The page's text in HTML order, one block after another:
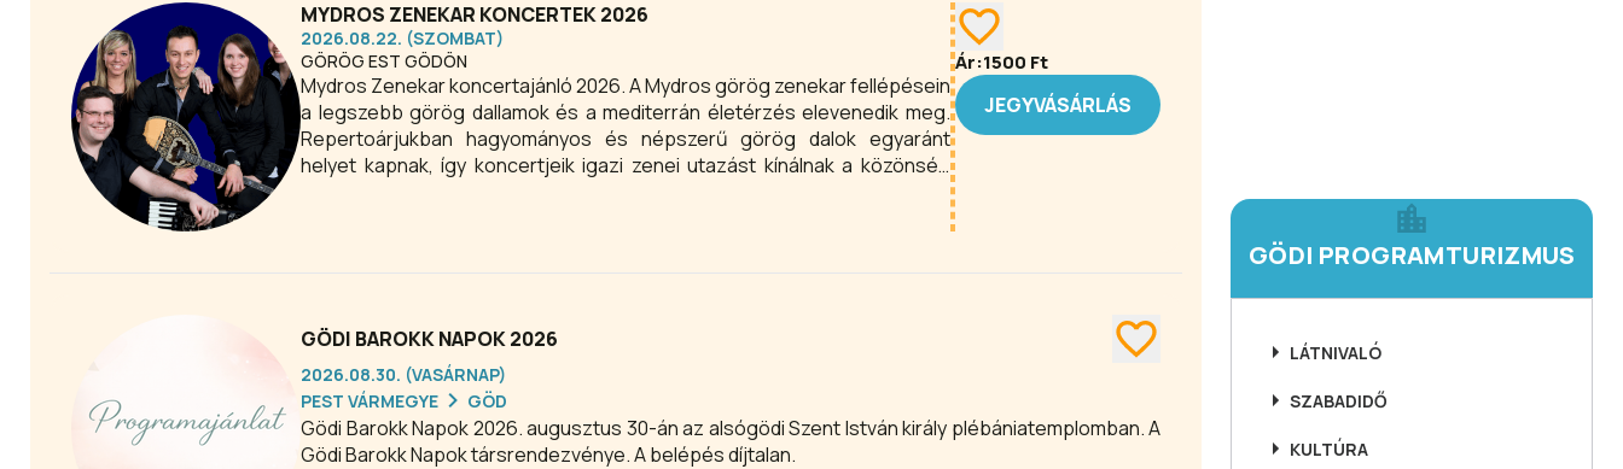
MYDROS ZENEKAR KONCERTEK 2026
2026.08.22. (SZOMBAT)
GÖRÖG EST GÖDÖN
Mydros Zenekar koncertajánló 2026. A Mydros görög zenekar fellépésein
a legszebb görög dallamok és a mediterrán életérzés elevenedik meg.
Repertoárjukban hagyományos és népszerű görög dalok egyaránt
helyet kapnak, így koncertjeik igazi zenei utazást kínálnak a közönség
hangulat garantáltan magával ragadja a hallgatóságot.
Ár:1500 Ft
JEGYVÁSÁRLÁS
GÖDI BAROKK NAPOK 2026
2026.08.30. (VASÁRNAP)
PEST VÁRMEGYE
GÖD
Gödi Barokk Napok 2026. augusztus 30-án az alsógödi Szent István király plébániatemplomban. A
Gödi Barokk Napok társrendezvénye. A belépés díjtalan.
GÖDI PROGRAMTURIZMUS
LÁTNIVALÓ
SZABADIDŐ
KULTÚRA